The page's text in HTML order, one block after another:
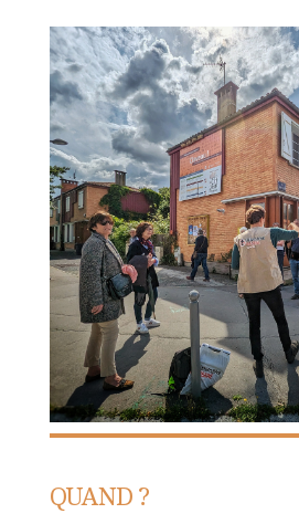
QUAND ?